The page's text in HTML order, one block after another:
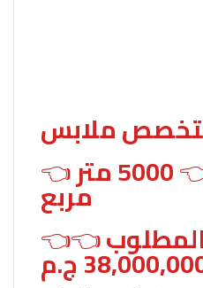
ملابس
5000متر
مربع
المطلوب 👈
ج.م